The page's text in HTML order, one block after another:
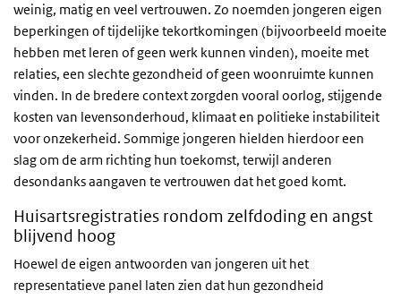
weinig, matig en veel vertrouwen. Zo noemden jongeren eigen
beperkingen of tijdelijke tekortkomingen (bijvoorbeeld moeite
hebben met leren of geen werk kunnen vinden), moeite met
relaties, een slechte gezondheid of geen woonruimte kunnen
vinden. In de bredere context zorgden vooral oorlog, stijgende
kosten van levensonderhoud, klimaat en politieke instabiliteit
voor onzekerheid. Sommige jongeren hielden hierdoor een
slag om de arm richting hun toekomst, terwijl anderen
desondanks aangaven te vertrouwen dat het goed komt.
Huisartsregistraties rondom zelfdoding en angst
blijvend hoog
Hoewel de eigen antwoorden van jongeren uit het
representatieve panel laten zien dat hun gezondheid